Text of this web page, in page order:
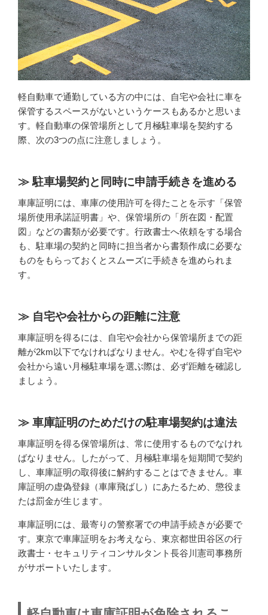
軽自動車で通勤している方の中には、自宅や会社に車を
保管するスペースがないというケースもあるかと思いま
す。軽自動車の保管場所として月極駐車場を契約する
際、次の3つの点に注意しましょう。
駐車場契約と同時に申請手続きを進める
車庫証明には、車庫の使用許可を得たことを示す「保管
場所使用承諾証明書」や、保管場所の「所在図・配置
図」などの書類が必要です。行政書士へ依頼をする場合
も、駐車場の契約と同時に担当者から書類作成に必要な
ものをもらっておくとスムーズに手続きを進められま
す。
自宅や会社からの距離に注意
車庫証明を得るには、自宅や会社から保管場所までの距
離が2km以下でなければなりません。やむを得ず自宅や
会社から遠い月極駐車場を選ぶ際は、必ず距離を確認し
ましょう。
車庫証明のためだけの駐車場契約は違法
車庫証明を得る保管場所は、常に使用するものでなけれ
ばなりません。したがって、月極駐車場を短期間で契約
し、車庫証明の取得後に解約することはできません。車
庫証明の虚偽登録（車庫飛ばし）にあたるため、懲役ま
たは罰金が生じます。
車庫証明には、最寄りの警察署での申請手続きが必要で
す。東京で車庫証明をお考えなら、東京都世田谷区の行
政書士・セキュリティコンサルタント長谷川憲司事務所
がサポートいたします。